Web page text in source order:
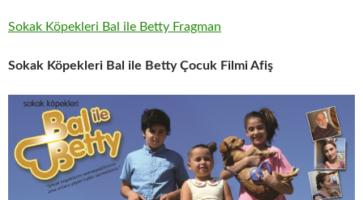
Sokak Köpekleri Bal ile Betty Fragman
Sokak Köpekleri Bal ile Betty Çocuk Filmi Afiş